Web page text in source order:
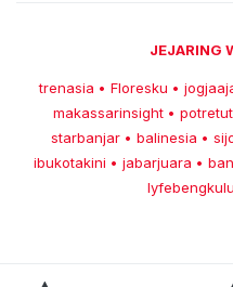
JEJARING
trenasia • Floresku •
makassarinsight •
starbanjar • balinesia •
ibukotakini • jabarjuara •
lyfebengkulu